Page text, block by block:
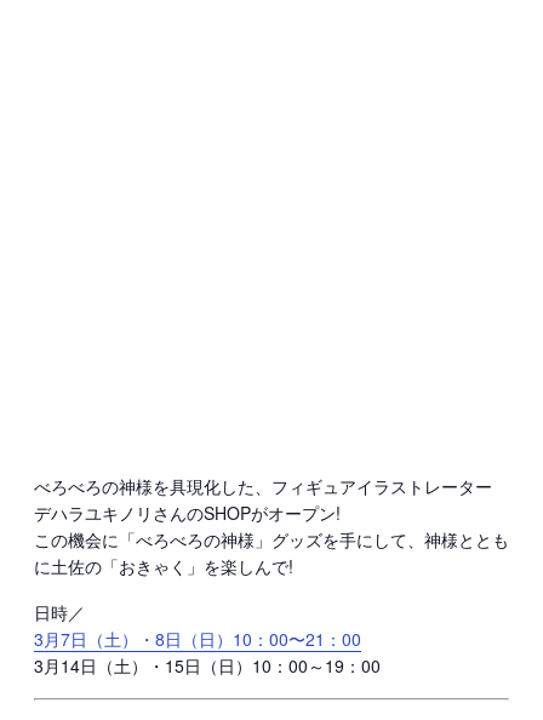
べろべろの神様を具現化した、フィギュアイラストレーター
デハラユキノリさんのSHOPがオープン!
この機会に「べろべろの神様」グッズを手にして、神様ととも
に土佐の「おきゃく」を楽しんで!
日時／
3月7日（土）・8日（日）10：00〜21：00
3月14日（土）・15日（日）10：00～19：00